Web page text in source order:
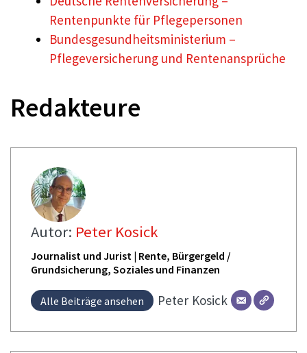
Rentenpunkte für Pflegepersonen
Bundesgesundheitsministerium –
Pflegeversicherung und Rentenansprüche
Redakteure
Autor: Peter Kosick
Journalist und Jurist | Rente, Bürgergeld /
Grundsicherung, Soziales und Finanzen
Alle Beiträge ansehen Peter Kosick